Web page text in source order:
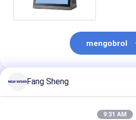
mengobrol
Rekomendasi Produk
Fang Sheng
9:31 AM